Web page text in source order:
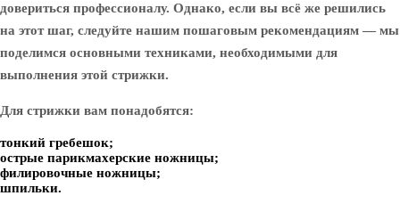
довериться профессионалу. Однако, если вы всё же решились
на этот шаг, следуйте нашим пошаговым рекомендациям — мы
поделимся основными техниками, необходимыми для
выполнения этой стрижки.
Для стрижки вам понадобятся:
тонкий гребешок;
острые парикмахерские ножницы;
филировочные ножницы;
шпильки.